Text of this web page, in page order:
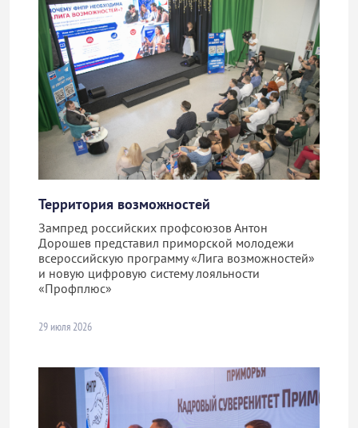
Территория возможностей
Зампред российских профсоюзов Антон
Дорошев представил приморской молодежи
всероссийскую программу «Лига возможностей»
и новую цифровую систему лояльности
«Профплюс»
29 июля 2026